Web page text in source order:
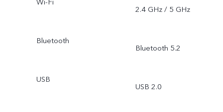
2.4 GHz / 5 GHz
Bluetooth
Bluetooth 5.2
USB
USB 2.0